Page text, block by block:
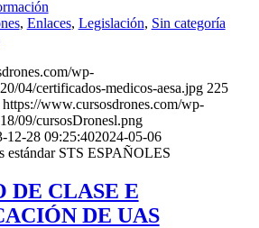
, Enlaces, Legislación, Sin categoría
wp-
04/certificados-medicos-aesa.jpg 225
https://www.cursosdrones.com/wp-
09/cursosDronesl.png
12-28 09:25:402024-05-06
estándar STS ESPAÑOLES
DE CLASE E
DE UAS